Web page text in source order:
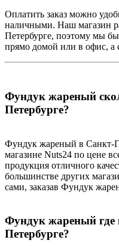
Оплатить заказ можно
наличными. Наш магазин
Петербурге, поэтому мы
прямо домой или в офис, а
Фундук жареный
Петербурге?
Фундук жареный в Санкт-
магазине Nuts24 по цене
продукция отличного
большинстве других
сами, заказав Фундук
Фундук жареный где
Петербурге?